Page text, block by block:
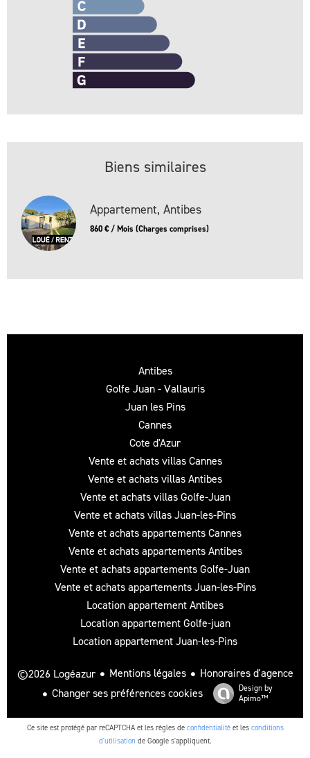
Biens similaires
Appartement, Antibes
860 € / Mois (Charges comprises)
Antibes
Golfe Juan - Vallauris
Juan les Pins
Cannes
Cote d'Azur
Vente et achats villas Cannes
Vente et achats villas Antibes
Vente et achats villas Golfe-Juan
Vente et achats villas Juan-les-Pins
Vente et achats appartements Cannes
Vente et achats appartements Antibes
Vente et achats appartements Golfe-Juan
Vente et achats appartements Juan-les-Pins
Location appartement Antibes
Location appartement Golfe-juan
Location appartement Juan-les-Pins
©2026 Logéazur Mentions légales
Honoraires d'agence
Changer ses préférences cookies
Design by
Apimo™
Ce site est protégé par reCAPTCHA et les règles de confidentialitéet les conditions
d'utilisation de Google s'appliquent.